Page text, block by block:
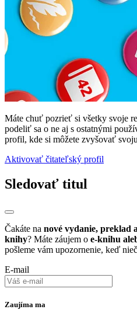
Máte chuť pozrieť si všetky svoje
podeliť sa o ne aj s ostatnými
profil, kde si môžete zvyšovať
Aktivovať čitateľský profil
Sledovať titul
Čakáte na nové vydanie, preklad
knihy? Máte záujem o e-knihu
pošleme vám upozornenie, keď
E-mail
Zaujíma ma